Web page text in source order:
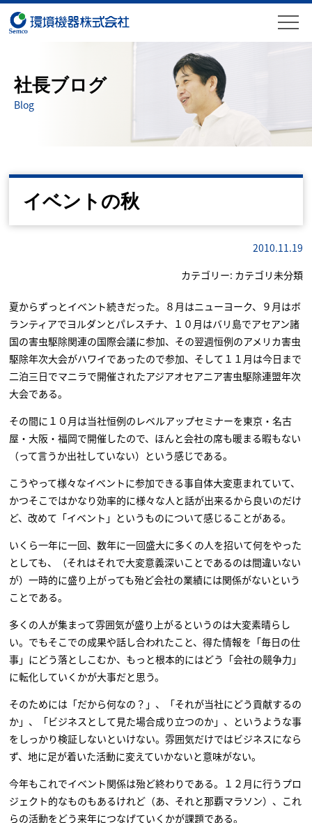
社長ブログ
Blog
イベントの秋
2010.11.19
カテゴリー: カテゴリ未分類
夏からずっとイベント続きだった。８月はニューヨーク、９月はボ
ランティアでヨルダンとパレスチナ、１０月はバリ島でアセアン諸
国の害虫駆除関連の国際会議に参加、その翌週恒例のアメリカ害虫
駆除年次大会がハワイであったので参加、そして１１月は今日まで
二泊三日でマニラで開催されたアジアオセアニア害虫駆除連盟年次
大会である。
その間に１０月は当社恒例のレベルアップセミナーを東京・名古
屋・大阪・福岡で開催したので、ほんと会社の席も暖まる暇もない
（って言うか出社していない）という感じである。
こうやって様々なイベントに参加できる事自体大変恵まれていて、
かつそこではかなり効率的に様々な人と話が出来るから良いのだけ
ど、改めて「イベント」というものについて感じることがある。
いくら一年に一回、数年に一回盛大に多くの人を招いて何をやった
としても、（それはそれで大変意義深いことであるのは間違いない
が）一時的に盛り上がっても殆ど会社の業績には関係がないという
ことである。
多くの人が集まって雰囲気が盛り上がるというのは大変素晴らし
い。でもそこでの成果や話し合われたこと、得た情報を「毎日の仕
事」にどう落としこむか、もっと根本的にはどう「会社の競争力」
に転化していくかが大事だと思う。
そのためには「だから何なの？」、「それが当社にどう貢献するの
か」、「ビジネスとして見た場合成り立つのか」、というような事
をしっかり検証しないといけない。雰囲気だけではビジネスになら
ず、地に足が着いた活動に変えていかないと意味がない。
今年もこれでイベント関係は殆ど終わりである。１２月に行うプロ
ジェクト的なものもあるけれど（あ、それと那覇マラソン）、これ
らの活動をどう来年につなげていくかが課題である。